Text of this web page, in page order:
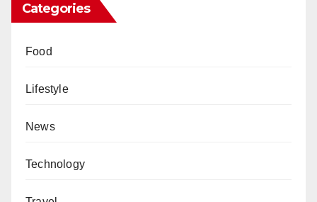
Categories
Food
Lifestyle
News
Technology